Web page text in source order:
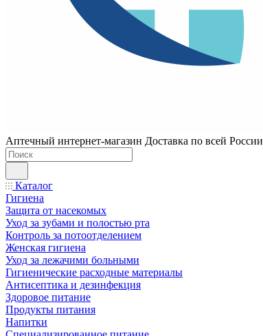
Аптечный интернет-магазин Доставка по всей России
Каталог
Гигиена
Защита от насекомых
Уход за зубами и полостью рта
Контроль за потоотделением
Женская гигиена
Уход за лежачими больными
Гигиенические расходные материалы
Антисептика и дезинфекция
Здоровое питание
Продукты питания
Напитки